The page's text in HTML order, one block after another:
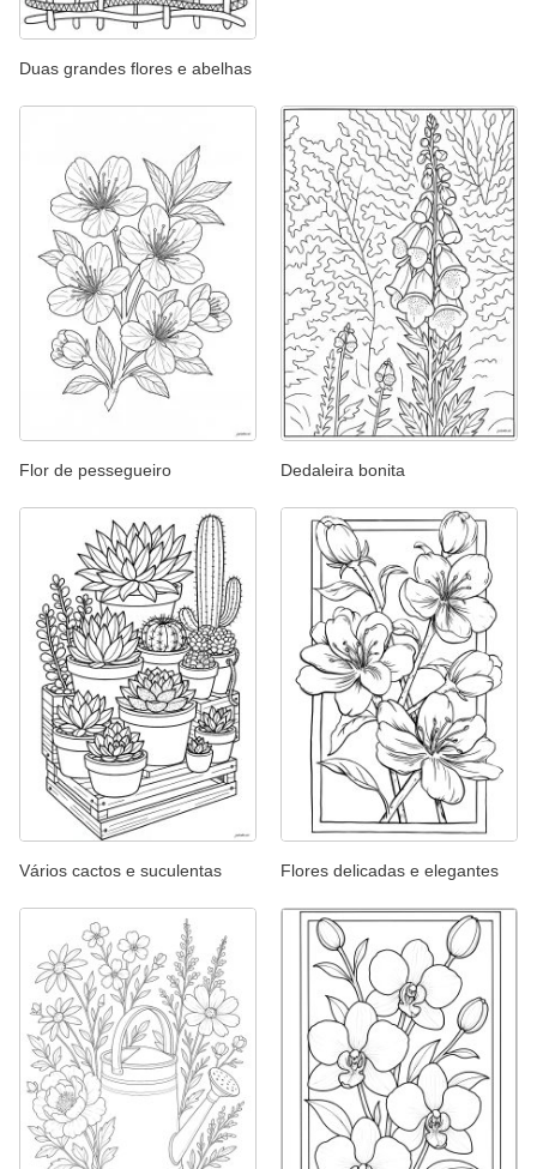
Duas grandes flores e abelhas
Flor de pessegueiro Dedaleira bonita
Vários cactos e suculentas Flores delicadas e elegantes